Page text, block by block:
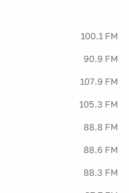
100.1 FM
90.9 FM
107.9 FM
105.3 FM
88.8 FM
88.6 FM
88.3 FM